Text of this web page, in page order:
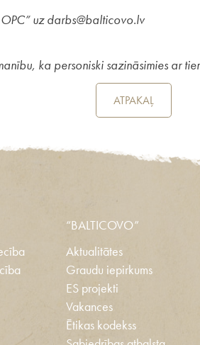
uz darbs@balticovo.lv
ka personiski sazināsimies ar
ATPAKAĻ
“BALTICOVO”
Aktualitātes
Graudu iepirkums
ES projekti
Vakances
Ētikas kodekss